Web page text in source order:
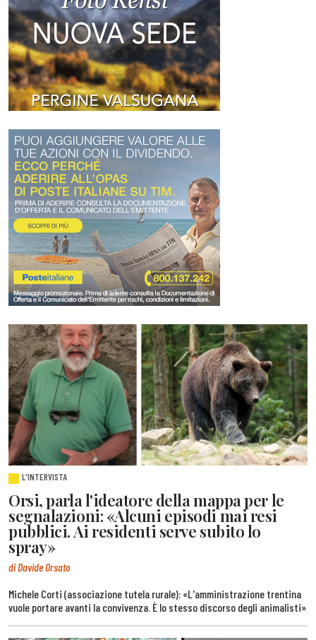
L'INTERVISTA
Orsi, parla l'ideatore della mappa per le
segnalazioni: «Alcuni episodi mai resi
pubblici. Ai residenti serve subito lo
spray»
di Davide Orsato
Michele Corti (associazione tutela rurale): «L'amministrazione trentina
vuole portare avanti la convivenza. È lo stesso discorso degli animalisti»